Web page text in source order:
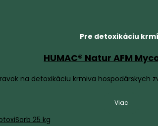
Pre detoxikáciu
HUMAC® Natur AFM
na detoxikáciu krmiva hospodárskych
Viac
25 kg